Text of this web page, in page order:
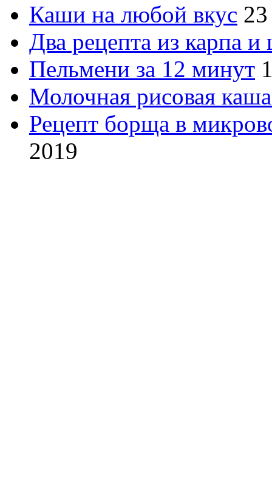
Каши на любой вкус
Два рецепта из карпа
Пельмени за 12 минут
Молочная рисовая
Рецепт борща в
2019